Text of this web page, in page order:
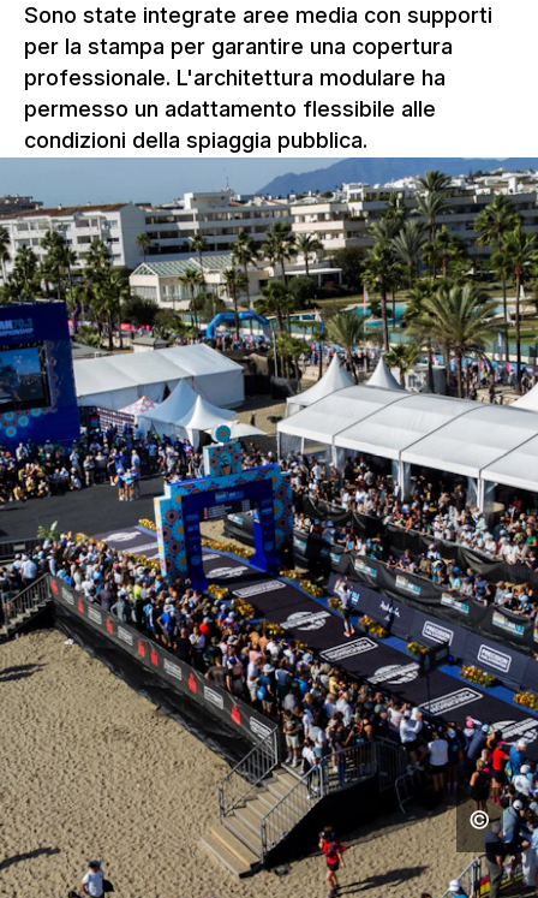
Sono state integrate aree media con supporti
per la stampa per garantire una copertura
professionale. L'architettura modulare ha
permesso un adattamento flessibile alle
condizioni della spiaggia pubblica.